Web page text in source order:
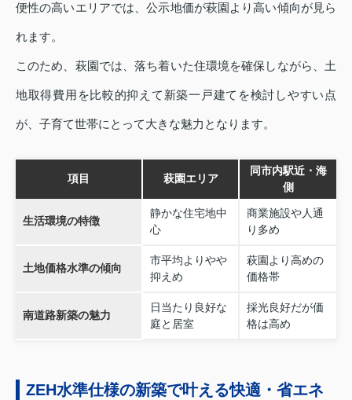
便性の高いエリアでは、公示地価が萩園より高い傾向が見ら
れます。
このため、萩園では、落ち着いた住環境を確保しながら、土
地取得費用を比較的抑えて新築一戸建てを検討しやすい点
が、子育て世帯にとって大きな魅力となります。
項目 萩園エリア
同市内駅近・海
側
生活環境の特徴
静かな住宅地中
心
商業施設や人通
り多め
土地価格水準の傾向
市平均よりやや
抑えめ
萩園より高めの
価格帯
南道路新築の魅力
日当たり良好な
庭と居室
採光良好だが価
格は高め
ZEH水準仕様の新築で叶える快適・省エネ